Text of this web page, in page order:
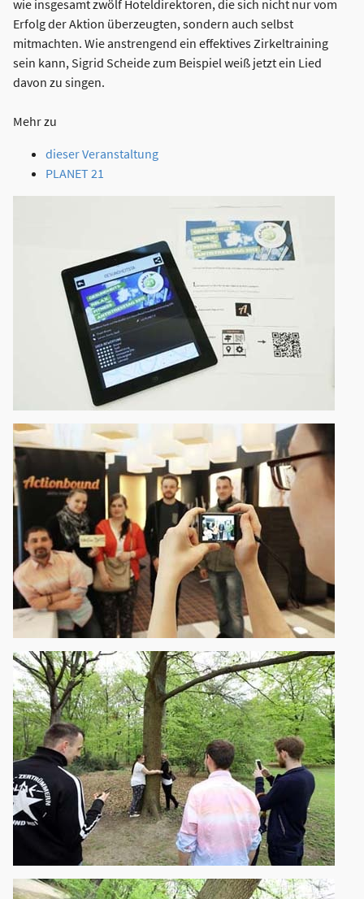
wie insgesamt zwölf Hoteldirektoren, die sich nicht nur vom
Erfolg der Aktion überzeugten, sondern auch selbst
mitmachten. Wie anstrengend ein effektives Zirkeltraining
sein kann, Sigrid Scheide zum Beispiel weiß jetzt ein Lied
davon zu singen.
Mehr zu
dieser Veranstaltung
PLANET 21